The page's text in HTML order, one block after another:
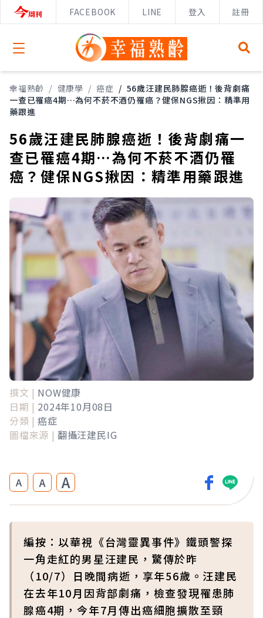
FACEBOOK LINE 登入 註冊
Open menu
幸福熟齡 / 健康學 / 癌症 / 56歲汪建民肺腺癌逝！後背劇痛
一查已罹癌4期…為何不菸不酒仍罹癌？健保NGS揪因：精準用
藥跟進
56歲汪建民肺腺癌逝！後背劇痛一
查已罹癌4期…為何不菸不酒仍罹
癌？健保NGS揪因：精準用藥跟進
撰文 | NOW健康
日期 | 2024年10月08日
分類 | 癌症
圖檔來源 | 翻攝汪建民IG
A A A
編按：以華視《台灣靈異事件》鐵頭警探
一角走紅的男星汪建民，驚傳於昨
（10/7）日晚間病逝，享年56歲。汪建民
在去年10月因背部劇痛，檢查發現罹患肺
腺癌4期，今年7月傳出癌細胞擴散至頸